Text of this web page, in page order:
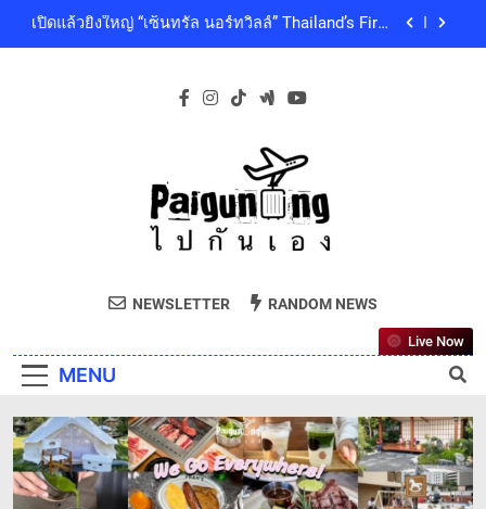
เซ็นทรัลพัฒนา พร้อมด้วยบริษัทในกลุ่มเซ็นทรัล ร่วม
ธิดา เป็นล้นพ้น
โลก ด้วยเทคโนโลยีย่อยสลายทางชีวภาพ “EcoRevo”
เพื่อผู้บริโภคและสิ่งแวดล้อมที่ยั่งยืน
ดนตรีท่ามกลางธรรมชาติบรรยากาศดีที่สุดและสบาย
ที่สุด ปักหมุด 19 ธันวาคมนี้ ที่ทองสมบูรณ์คลับ เขา
เปิดแล้วยิ่งใหญ่ “เซ็นทรัล นอร์ทวิลล์” Thailand’s First
Outdoor-Inspired Indoor Shopping Centre ยกระดับ
คุณภาพชีวิตของผู้คนทุกเจเนอเรชัน
เซ็นทรัลพัฒนา พร้อมด้วยบริษัทในกลุ่มเซ็นทรัล ร่วม
ถวายความอาลัย และน้อมสำนึกในพระกรุณาธิคุณ
ของสมเด็จพระเจ้าลูกเธอ เจ้าฟ้าพัชรกิติยาภา นเรนทิ
เพื่อผู้บริโภคและสิ่งแวดล้อมที่ยั่งยืน
Paiguneng.com
NEWSLETTER RANDOM NEWS
MENU
Live Now